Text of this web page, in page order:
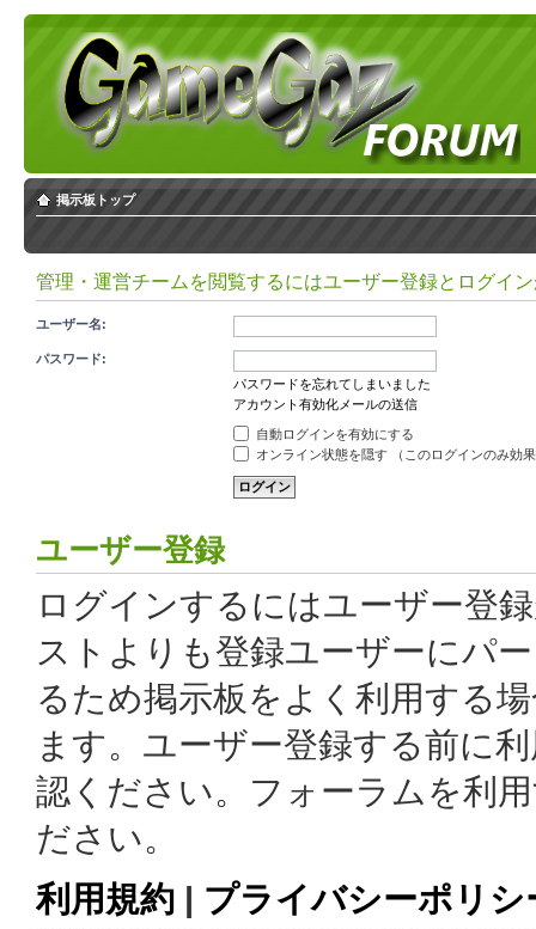
掲示板トップ
管理・運営チームを閲覧するにはユーザー登録とログイ
ユーザー名:
パスワード:
パスワードを忘れてしまいました
アカウント有効化メールの送信
自動ログインを有効にする
オンライン状態を隠す （このログインのみ効
ユーザー登録
ログインするにはユーザー登
ストよりも登録ユーザーにパ
るため掲示板をよく利用する
ます。ユーザー登録する前に
認ください。フォーラムを利
ださい。
利用規約 | プライバシーポリシ